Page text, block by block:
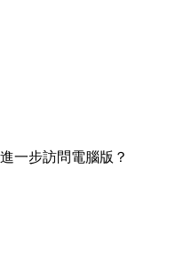
一步訪問電腦版？